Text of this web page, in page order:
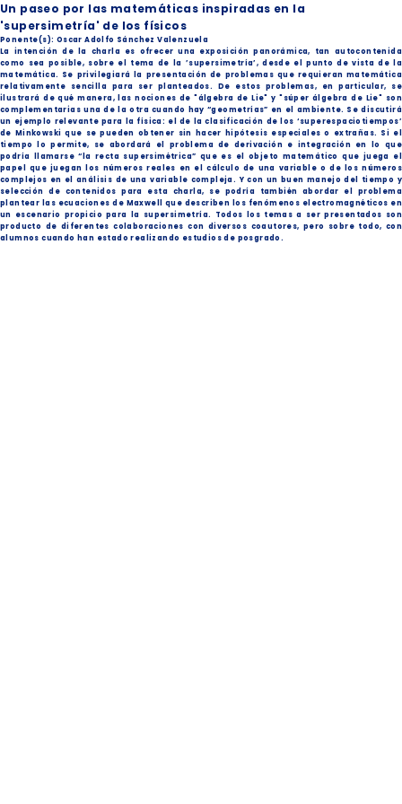
Un paseo por las matemáticas inspiradas en la
'supersimetría' de los físicos
Ponente(s): Oscar Adolfo Sánchez Valenzuela
La intención de la charla es ofrecer una exposición panorámica, tan autocontenida
como sea posible, sobre el tema de la ’supersimetría’, desde el punto de vista de la
matemática. Se privilegiará la presentación de problemas que requieran matemática
relativamente sencilla para ser planteados. De estos problemas, en particular, se
ilustrará de qué manera, las nociones de "álgebra de Lie" y "súper álgebra de Lie" son
complementarias una de la otra cuando hay “geometrías” en el ambiente. Se discutirá
un ejemplo relevante para la física: el de la clasificación de los ‘superespaciotiempos’
de Minkowski que se pueden obtener sin hacer hipótesis especiales o extrañas. Si el
tiempo lo permite, se abordará el problema de derivación e integración en lo que
podría llamarse “la recta supersimétrica” que es el objeto matemático que juega el
papel que juegan los números reales en el cálculo de una variable o de los números
complejos en el análisis de una variable compleja. Y con un buen manejo del tiempo y
selección de contenidos para esta charla, se podría también abordar el problema
plantear las ecuaciones de Maxwell que describen los fenómenos electromagnéticos en
un escenario propicio para la supersimetría. Todos los temas a ser presentados son
producto de diferentes colaboraciones con diversos coautores, pero sobre todo, con
alumnos cuando han estado realizando estudios de posgrado.